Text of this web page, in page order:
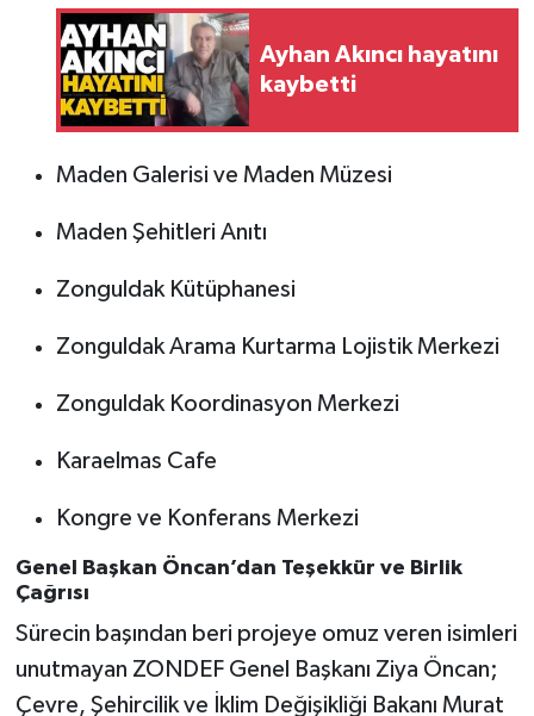
Ayhan Akıncı hayatını
kaybetti
Maden Galerisi ve Maden Müzesi
Maden Şehitleri Anıtı
Zonguldak Kütüphanesi
Zonguldak Arama Kurtarma Lojistik Merkezi
Zonguldak Koordinasyon Merkezi
Karaelmas Cafe
Kongre ve Konferans Merkezi
Genel Başkan Öncan’dan Teşekkür ve Birlik
Çağrısı
Sürecin başından beri projeye omuz veren isimleri
unutmayan ZONDEF Genel Başkanı Ziya Öncan;
Çevre, Şehircilik ve İklim Değişikliği Bakanı Murat